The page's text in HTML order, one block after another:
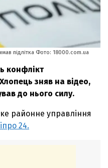
підлітка Фото: 18000.com.ua
конфлікт
зняв на відео,
до нього силу.
районне управління
24.